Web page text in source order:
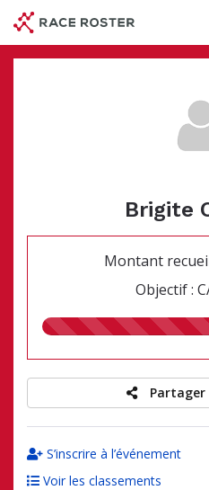
Passer
contenu
principal
Brigite
Montant
Objectif :
68.00%
Partager
S’inscrire à l’événement
Voir les classements